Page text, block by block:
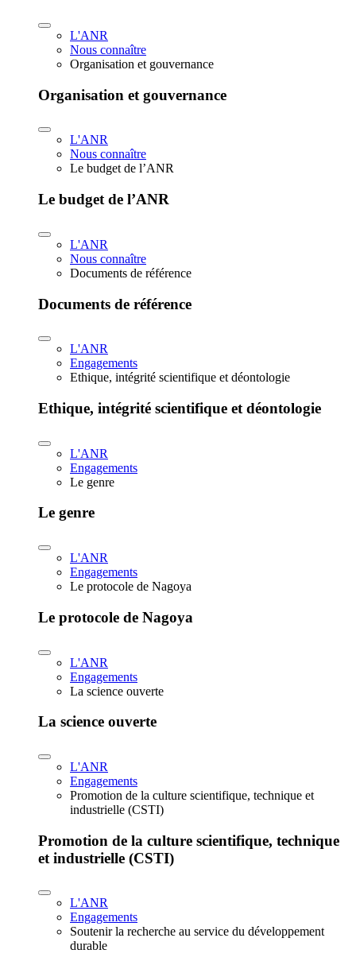
L'ANR
Nous connaître
Organisation et gouvernance
Organisation et gouvernance
L'ANR
Nous connaître
Le budget de l’ANR
Le budget de l’ANR
L'ANR
Nous connaître
Documents de référence
Documents de référence
L'ANR
Engagements
Ethique, intégrité scientifique et déontologie
Ethique, intégrité scientifique et déontologie
L'ANR
Engagements
Le genre
Le genre
L'ANR
Engagements
Le protocole de Nagoya
Le protocole de Nagoya
L'ANR
Engagements
La science ouverte
La science ouverte
L'ANR
Engagements
Promotion de la culture scientifique, technique et
industrielle (CSTI)
Promotion de la culture scientifique, technique
et industrielle (CSTI)
L'ANR
Engagements
Soutenir la recherche au service du développement
durable